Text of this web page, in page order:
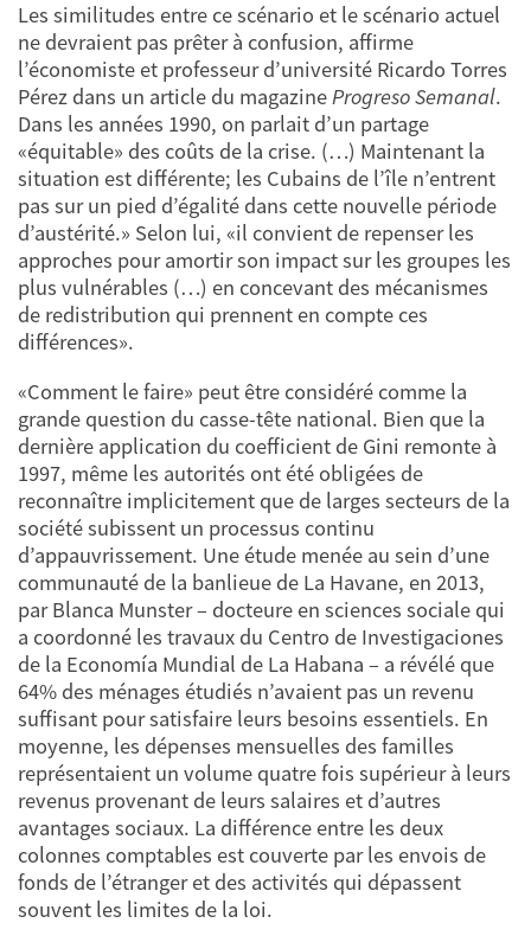
Les similitudes entre ce scénario et le scénario actuel
ne devraient pas prêter à confusion, affirme
l’économiste et professeur d’université Ricardo Torres
Pérez dans un article du magazineProgreso Semanal.
Dans les années 1990, on parlait d’un partage
«équitable» des coûts de la crise. (…) Maintenant la
situation est différente; les Cubains de l’île n’entrent
pas sur un pied d’égalité dans cette nouvelle période
d’austérité.» Selon lui, «il convient de repenser les
approches pour amortir son impact sur les groupes les
plus vulnérables (…) en concevant des mécanismes
de redistribution qui prennent en compte ces
différences».
«Comment le faire» peut être considéré comme la
grande question du casse-tête national. Bien que la
dernière application du coefficient de Gini remonte à
1997, même les autorités ont été obligées de
reconnaître implicitement que de larges secteurs de la
société subissent un processus continu
d’appauvrissement. Une étude menée au sein d’une
communauté de la banlieue de La Havane, en 2013,
par Blanca Munster – docteure en sciences sociale qui
a coordonné les travaux du Centro de Investigaciones
de la Economía Mundial de La Habana – a révélé que
64% des ménages étudiés n’avaient pas un revenu
suffisant pour satisfaire leurs besoins essentiels. En
moyenne, les dépenses mensuelles des familles
représentaient un volume quatre fois supérieur à leurs
revenus provenant de leurs salaires et d’autres
avantages sociaux. La différence entre les deux
colonnes comptables est couverte par les envois de
fonds de l’étranger et des activités qui dépassent
souvent les limites de la loi.